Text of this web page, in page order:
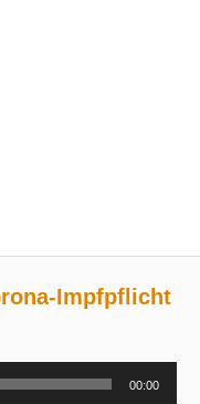
Impfpflicht
00:00